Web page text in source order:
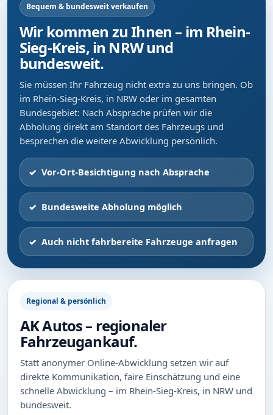
Bequem & bundesweit verkaufen
Wir kommen zu Ihnen – im Rhein-
Sieg-Kreis, in NRW und
bundesweit.
Sie müssen Ihr Fahrzeug nicht extra zu uns bringen. Ob
im Rhein-Sieg-Kreis, in NRW oder im gesamten
Bundesgebiet: Nach Absprache prüfen wir die
Abholung direkt am Standort des Fahrzeugs und
besprechen die weitere Abwicklung persönlich.
Vor-Ort-Besichtigung nach Absprache
Bundesweite Abholung möglich
Auch nicht fahrbereite Fahrzeuge anfragen
Regional & persönlich
AK Autos – regionaler
Fahrzeugankauf.
Statt anonymer Online-Abwicklung setzen wir auf
direkte Kommunikation, faire Einschätzung und eine
schnelle Abwicklung – im Rhein-Sieg-Kreis, in NRW und
bundesweit.